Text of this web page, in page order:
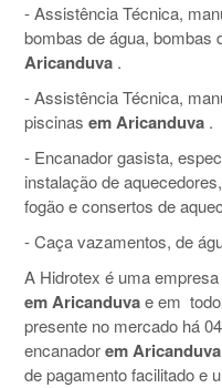
- Assistência Técnica,
bombas de água, bombas
Aricanduva‎ .
- Assistência Técnica,
piscinas em Aricanduva‎ .
- Encanador gasista,
instalação de
fogão e consertos de
- Caça vazamentos, de
A Hidrotex é uma
em Aricanduva‎e em
presente no mercado há
encanadorem Aricanduva‎
de pagamento facilitado e